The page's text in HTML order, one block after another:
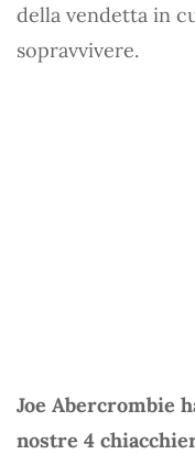
della vendetta in
sopravvivere.
Joe Abercrombie
nostre 4